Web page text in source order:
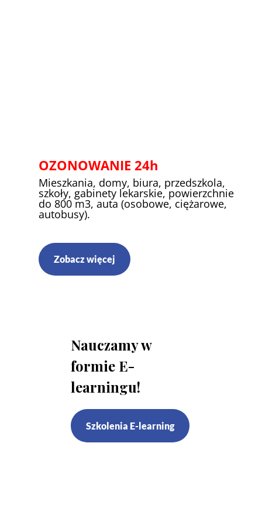
OZONOWANIE 24h
Mieszkania, domy, biura, przedszkola,
szkoły, gabinety lekarskie, powierzchnie
do 800 m3, auta (osobowe, ciężarowe,
autobusy).
Zobacz więcej
Nauczamy w
formie E-
learningu!
Szkolenia E-learning